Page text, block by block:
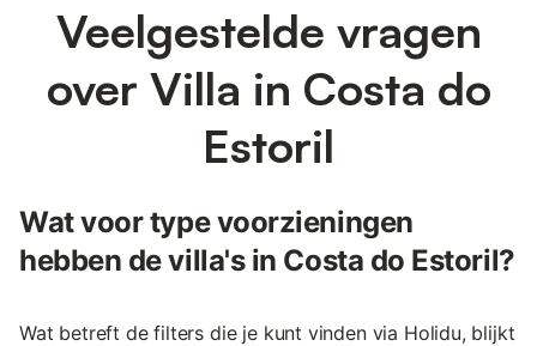
Veelgestelde vragen
over Villa in Costa do
Estoril
Wat voor type voorzieningen
hebben de villa's in Costa do Estoril?
Wat betreft de filters die je kunt vinden via Holidu, blijkt